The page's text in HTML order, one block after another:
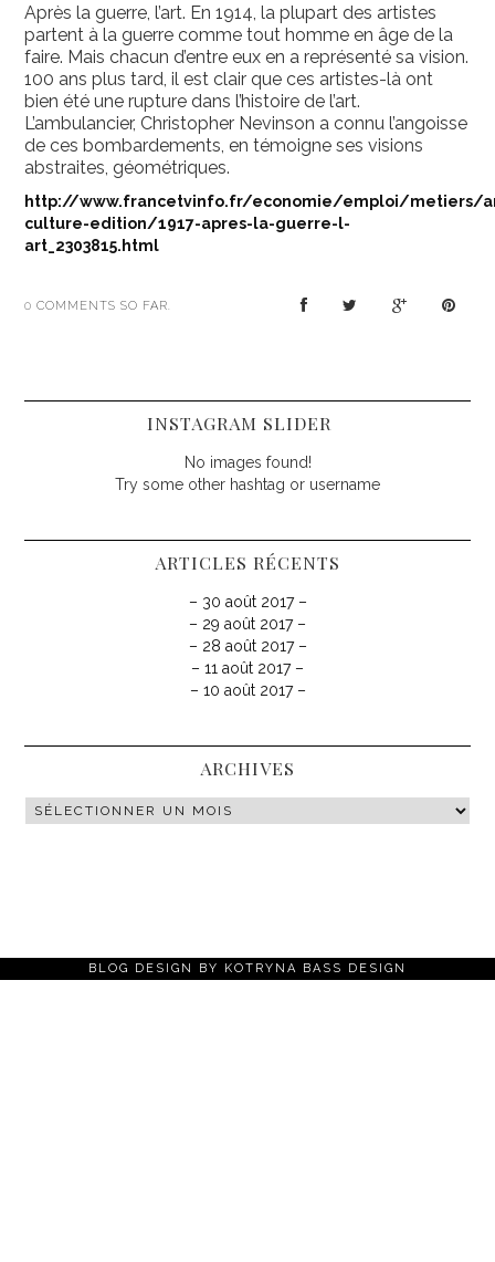
Après la guerre, l’art. En 1914, la plupart des artistes
partent à la guerre comme tout homme en âge de la
faire. Mais chacun d’entre eux en a représenté sa vision.
100 ans plus tard, il est clair que ces artistes-là ont
bien été une rupture dans l’histoire de l’art.
L’ambulancier, Christopher Nevinson a connu l’angoisse
de ces bombardements, en témoigne ses visions
abstraites, géométriques.
http://www.francetvinfo.fr/economie/emploi/metiers/
culture-edition/1917-apres-la-guerre-l-
art_2303815.html
0COMMENTS SO FAR.
INSTAGRAM SLIDER
No images found!
Try some other hashtag or username
ARTICLES RÉCENTS
– 30 août 2017 –
– 29 août 2017 –
– 28 août 2017 –
– 11 août 2017 –
– 10 août 2017 –
ARCHIVES
BLOG DESIGN BY KOTRYNA BASS DESIGN